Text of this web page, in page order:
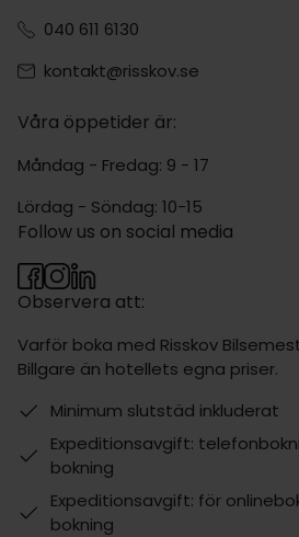
040 611 6130
kontakt@risskov.se
Våra öppetider är:
Måndag - Fredag: 9 - 17
Lördag - Söndag: 10-15
Observera att:
Varför boka med Risskov
Billgare än hotellets egna priser.
Minimum slutstäd inkluderat
Expeditionsavgift:
bokning
Expeditionsavgift: för
bokning
Follow us on social media